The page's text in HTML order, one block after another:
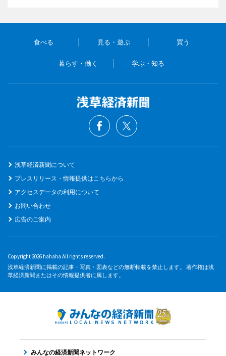
食べる 見る・遊ぶ 買う
暮らす・働く 学ぶ・知る
浅草経済新聞について
プレスリリース・情報提供はこちらから
アクセスデータの利用について
お問い合わせ
広告のご案内
Copyright 2026 hahaha All rights reserved.
浅草経済新聞に掲載の記事・写真・図表などの無断転載を禁止します。 著作権は浅
草経済新聞またはその情報提供者に属します。
みんなの経済新聞ネットワーク